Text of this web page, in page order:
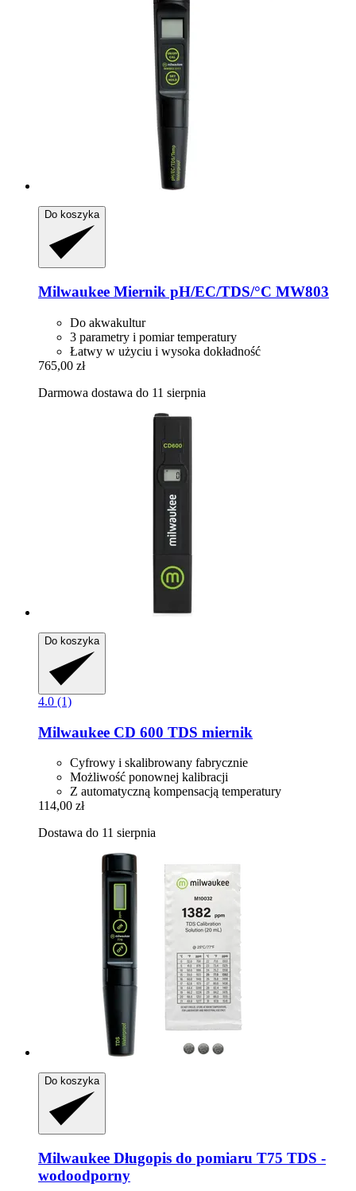
Do koszyka
Milwaukee Miernik pH/EC/TDS/°C MW803
Do akwakultur
3 parametry i pomiar temperatury
Łatwy w użyciu i wysoka dokładność
765,00 zł
Darmowa dostawa do 11 sierpnia
Do koszyka
4.0 (1)
Milwaukee CD 600 TDS miernik
Cyfrowy i skalibrowany fabrycznie
Możliwość ponownej kalibracji
Z automatyczną kompensacją temperatury
114,00 zł
Dostawa do 11 sierpnia
Do koszyka
Milwaukee Długopis do pomiaru T75 TDS -​
wodoodporny